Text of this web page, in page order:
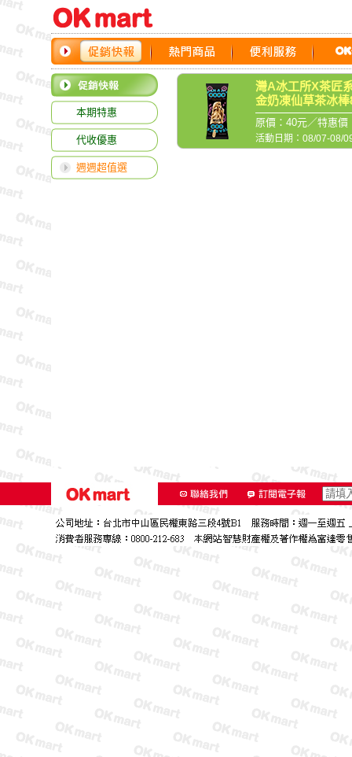
本期特惠
代收優惠
週週超值選
灣A冰工所X茶匠
金奶凍仙草茶冰
原價：40元／特惠價
活動日期：08/07-08/